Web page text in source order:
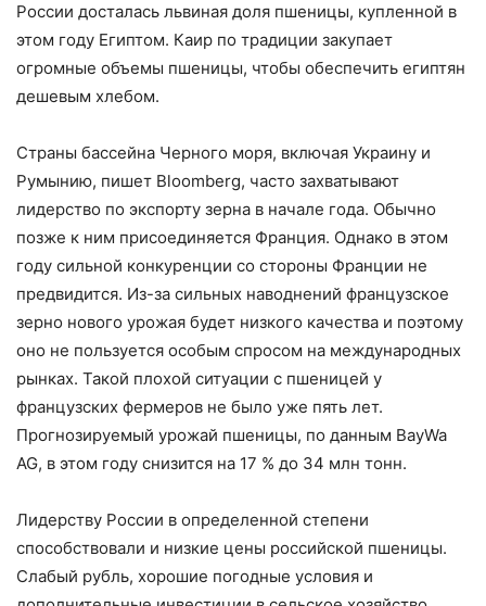
России досталась львиная доля пшеницы, купленной в
этом году Египтом. Каир по традиции закупает
огромные объемы пшеницы, чтобы обеспечить египтян
дешевым хлебом.
Страны бассейна Черного моря, включая Украину и
Румынию, пишет Bloomberg, часто захватывают
лидерство по экспорту зерна в начале года. Обычно
позже к ним присоединяется Франция. Однако в этом
году сильной конкуренции со стороны Франции не
предвидится. Из-за сильных наводнений французское
зерно нового урожая будет низкого качества и поэтому
оно не пользуется особым спросом на международных
рынках. Такой плохой ситуации с пшеницей у
французских фермеров не было уже пять лет.
Прогнозируемый урожай пшеницы, по данным BayWa
AG, в этом году снизится на 17 % до 34 млн тонн.
Лидерству России в определенной степени
способствовали и низкие цены российской пшеницы.
Слабый рубль, хорошие погодные условия и